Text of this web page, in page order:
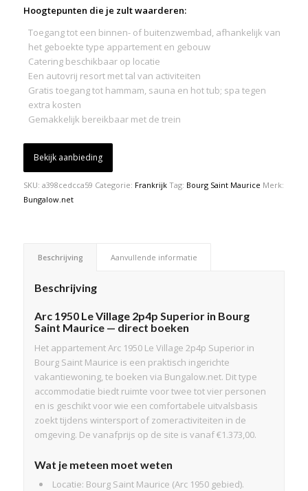
Hoogtepunten die je zult waarderen:
Toegang tot een binnen- of buitenzwembad, afhankelijk van
het geboekte type appartement en gebouw
Catering beschikbaar op locatie
Een autovrij resort met tal van activiteiten
Gratis toegang tot hammam, sauna en hot tub; spa tegen
extra kosten
Gemakkelijk bereikbaar met de trein
Bekijk aanbieding
SKU: a398cedcca59 Categorie: Frankrijk Tag: Bourg Saint Maurice Merk:
Bungalow.net
Beschrijving Aanvullende informatie
Beschrijving
Arc 1950 Le Village 2p4p Superior in Bourg
Saint Maurice — direct boeken
Het appartement Arc 1950 Le Village 2p4p Superior in
Bourg Saint Maurice is een praktisch ingerichte
vakantiewoning, te boeken via Bungalow.net. Dit type
accommodatie biedt ruimte voor twee tot vier personen
en is geschikt voor wie een comfortabele uitvalsbasis
zoekt tijdens wintersport of zomeractiviteiten in de
omgeving. De vanafprijs op de site is vanaf €1.373,00.
Wat je meteen moet weten
Locatie: Bourg Saint Maurice (Arc 1950 gebied).